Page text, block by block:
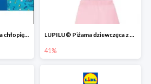
LUPILU® Podkoszulka chłopięca z bawełny -20% LUPILU® Piżama dziewczęca z bawełny -41%
41%